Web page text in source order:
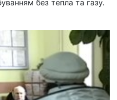
без тепла та газу.